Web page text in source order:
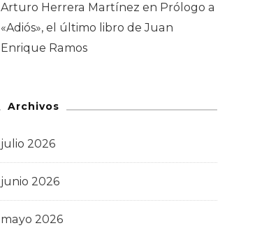
Arturo Herrera Martínez en Prólogo a
«Adiós», el último libro de Juan
Enrique Ramos
Archivos
julio 2026
junio 2026
mayo 2026